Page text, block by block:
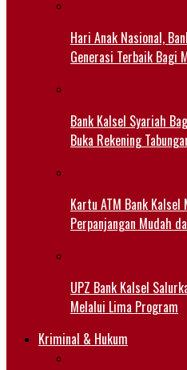
Hari Anak Nasional,
Generasi Terbaik Bagi
Bank Kalsel Syariah
Buka Rekening
Kartu ATM Bank Kalsel
Perpanjangan Mudah
UPZ Bank Kalsel
Melalui Lima Program
Kriminal & Hukum